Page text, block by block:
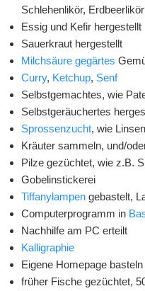
Schlehenlikör, Erdbeerlikör
Essig und Kefir hergestellt
Sauerkraut hergestellt
Milchsäure gegärtes
Curry, Ketchup, Senf
Selbstgemachtes, wie
Selbstgeräuchertes
Sprossenzucht, wie
Kräuter sammeln, und/
Pilze gezüchtet, wie z.B.
Gobelinstickerei
Tiffanylampen gebastelt,
Computerprogramm in
Nachhilfe am PC erteilt
Kalligraphie
Eigene Homepage basteln
früher Fische gezüchtet,